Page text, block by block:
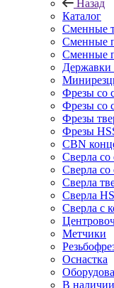
Назад
Каталог
Сменные
Сменные
Сменные
Державки
Фрезы со
Фрезы со
Фрезы
Фрезы
CBN
Сверла
Сверла
Сверла
Сверла
Сверла с
Метчики
Оснастка
В наличии